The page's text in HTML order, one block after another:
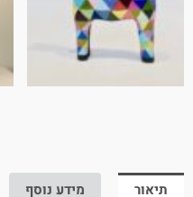
תיאור מידע נוסף